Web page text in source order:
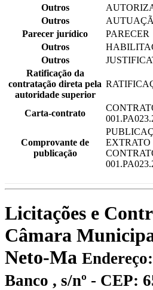
Outros
Outros
Parecer jurídico
PARECER
Outros
Outros
Ratificação da
contratação direta pela
autoridade superior
Carta-contrato
Comprovante de
publicação
EXTRATO
Licitações e
Câmara
Neto-Ma
Banco , s/nº - CEP: